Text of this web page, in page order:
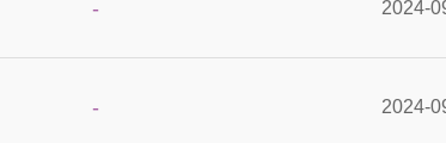
- 2024-
- 2024-